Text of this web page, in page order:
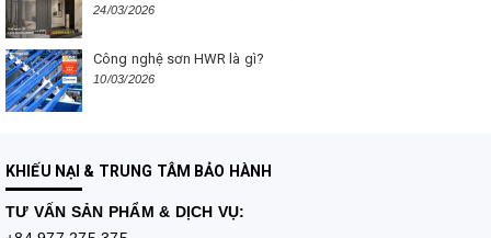
24/03/2026
Công nghệ sơn HWR là gì?
10/03/2026
KHIẾU NẠI & TRUNG TÂM BẢO HÀNH
TƯ VẤN SẢN PHẨM & DỊCH VỤ: